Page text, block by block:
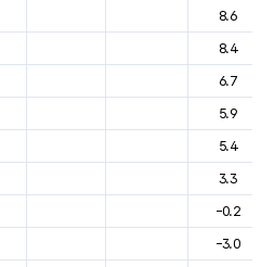
8.6
8.4
6.7
5.9
5.4
3.3
-0.2
-3.0